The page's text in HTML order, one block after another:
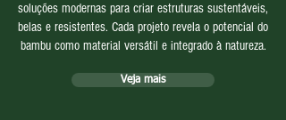
soluções modernas para criar estruturas sustentáveis,
belas e resistentes. Cada projeto revela o potencial do
bambu como material versátil e integrado à natureza.
Veja mais